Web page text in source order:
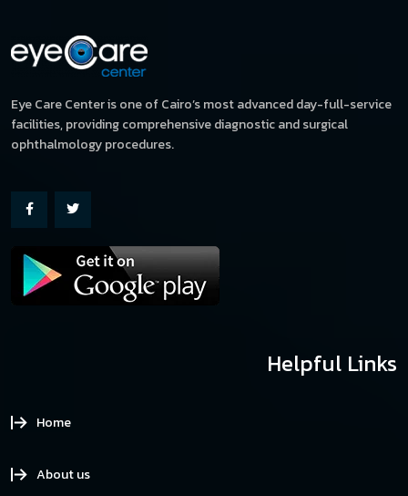
Eye Care Center is one of Cairo’s most advanced day-full-service
facilities, providing comprehensive diagnostic and surgical
ophthalmology procedures.
Helpful Links
Home
About us